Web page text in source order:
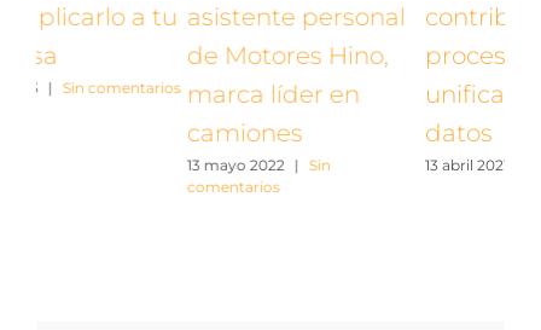
asistente personal
de Motores Hino,
marca líder en
contribución con el
proceso de
unificación de
datos
13 abril 2021 Sin comentarios